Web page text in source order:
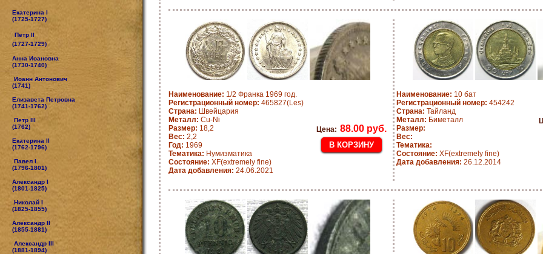
Екатерина I
(1725-1727)
Петр II
(1727-1729)
Анна Иоановна
(1730-1740)
Иоанн Антонович
(1741)
Елизавета Петровна
(1741-1762)
Петр III
(1762)
Екатерина II
(1762-1796)
Павел I
(1796-1801)
Александр I
(1801-1825)
Николай I
(1825-1855)
Александр II
(1855-1881)
Александр III
(1881-1894)
Наименование: 1/2 Франка 1969 год.
Регистрационный номер: 465827(Les)
Страна: Швейцария
Металл: Cu-Ni
Размер: 18,2
Вес: 2,2
Год: 1969
Тематика: Нумизматика
Состояние: XF(extremely fine)
Дата добавления: 24.06.2021
Цена: 88.00 руб.
Наименование: 10 бат
Регистрационный номер: 454242
Страна: Тайланд
Металл: Биметалл
Размер:
Вес:
Тематика:
Состояние: XF(extremely fine)
Дата добавления: 26.12.2014